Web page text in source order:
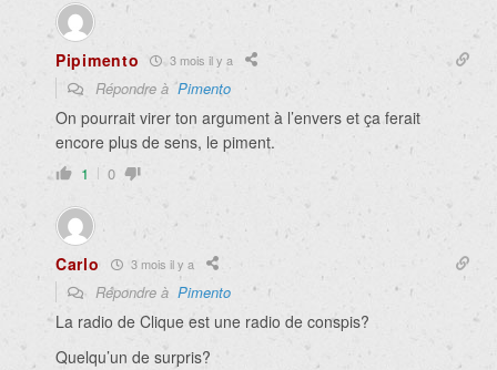
Pipimento 3 mois il y a
Répondre àPimento
On pourrait virer ton argument à l’envers et ça ferait
encore plus de sens, le piment.
1 0
Carlo 3 mois il y a
Répondre à Pimento
La radio de Clique est une radio de conspis?
Quelqu’un de surpris?